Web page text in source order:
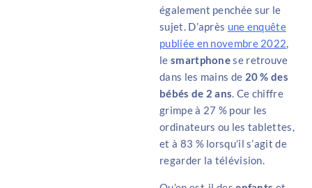
également penchée sur le
sujet. D’après une enquête
publiée en novembre 2022,
lesmartphonese retrouve
dans les mains de 20 % des
bébés de 2 ans. Ce chiffre
grimpe à 27 % pour les
ordinateurs ou les tablettes,
et à 83 % lorsqu’il s’agit de
regarder la télévision.